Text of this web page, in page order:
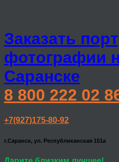
Заказать
фотографии
Саранске
8 800 222 02
+7(927)175-80-92
г.Саранск, ул. Республиканская 151а